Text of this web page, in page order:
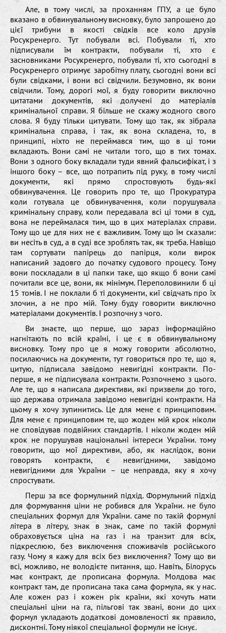
Але, в тому числі, за проханням ГПУ, а це було
вказано в обвинувальному висновку, було запрошено до
цієї трибуни в якості свідків все коло друзів
Росукренерго. Тут побували всі. Побували ті, хто
підписували їм контракти, побували ті, хто є
засновниками Росукренерго, побували ті, хто сьогодні в
Росукренерго отримує заробітну плату, сьогодні вони всі
були свідками, і вони всі свідчили. Безумовно, як вони
свідчили. Тому, дорогі мої, я буду говорити виключно
цитатами документів, які долучені до матеріалів
кримінальної справи. Я більше не скажу жодного свого
слова. Я буду тільки цитувати. Тому що так, як зібрала
кримінальна справа, і так, як вона складена, то, в
принципі, ніхто не переймався тим, що в ці томи
вкладають. Вони самі не читали того, що в тих томах.
Вони з одного боку вкладали туди явний фальсифікат, і з
іншого боку – все, що потрапить під руку, в тому числі
документи, які прямо спростовують будь-які
обвинувачення. Це говорить про те, що Прокуратура
коли готувала це обвинувачення, коли порушувала
кримінальну справу, коли передавала всі ці томи в суд,
вона не переймалася тим, що в цих матеріалах справи.
Тому що це для них не є важливим. Тому що їм сказали:
ви несіть в суд, а в суді все зроблять так, як треба. Навіщо
там сортувати папірець до папірця, коли вирок
написаний задовго до початку судового процесу. Тому
вони поскладали в ці папки таке, що якщо б вони самі
почитали все це, вони, як мінімум. Переполовинили б ці
15 томів. І не поклали б ті документи, киї свідчать про їх
злочин, а не про мій. Тому буду говорити виключно
матеріалами документів. І розпочну з чого.
Ви знаєте, що перше, що зараз інформаційно
нагнітають по всій країні, і це є в обвинувальному
висновку. Тому про це я можу говорити абсолютно,
посилаючись на документи, тут говориться про те, що я,
цитую, підписала завідомо невигідні контракти. По-
перше, я не підписувала контракти. Розпочнемо з цього.
Але те, що я написала директиви, які призвели до того,
що держава отримала завідомо невигідні контракти. На
цьому я хочу зупинитись. Це для мене є принциповим.
Для мене є принциповим те, що жоден мій крок ніколи
не сповідував подвійних стандартів. І ніколи жоден мій
крок не порушував національні інтереси України. тому
говорити, що мої директиви, або, як наслідок, вони
говорять контракти, є невигідними, завідомо
невигідними для України – це неправда, яку я хочу
спростувати.
Перш за все формульний підхід. Формульний підхід
для формування ціни не робився для України. не було
спеціальних формул для України. саме по такій формулі
літера в літеру, знак в знак, саме по такій формулі
обраховується ціна на газ і на транзит для всіх,
підкреслюю, без виключення споживачів російського
газу. Чому я кажу для всіх без виключення? Тому що ви
всі, можливо, не володієте питання, що. Навіть, Білорусь
має контракт, де прописана формула. Молдова має
контракт там, де прописана така сама формула, як у нас.
Але кожен раз і кожен рік країни, які хочуть мати
спеціальні ціни на га, пільгові так звані, вони до цих
формул укладають додаткові домовленості як правило,
дисконтні. Тому ніякої спеціальної формули не існує.